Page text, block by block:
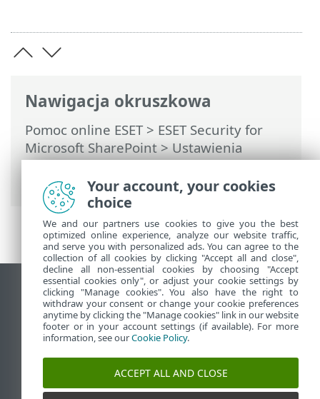
Nawigacja okruszkowa
Pomoc online ESET> ESET Security for
Microsoft SharePoint>Ustawienia
zaawansowane>Skanowanie>
Wyłączenia> Wykluczenia wydajności
Wyświetl witrynę internetową dla
komputerów
End of Life
Baza wiedzy ESET
Forum ESET
ESET Status Portal
Your account, your cookies
choice
We and our partners use cookies to give you the best
optimized online experience, analyze our website traffic,
and serve you with personalized ads. You can agree to the
collection of all cookies by clicking "Accept all and close",
decline all non-essential cookies by choosing "Accept
essential cookies only", or adjust your cookie settings by
clicking "Manage cookies". You also have the right to
withdraw your consent or change your cookie preferences
anytime by clicking the "Manage cookies" link in our website
footer or in your account settings (if available). For more
information, see ourCookie Policy.
ACCEPT ALL AND CLOSE